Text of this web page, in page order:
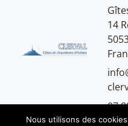
14
Nous utilisons des